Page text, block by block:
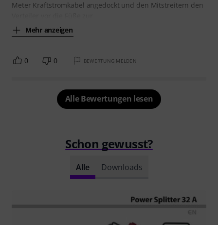
Meter Kraftstromkabel angedockt und den Mitstreitern den
Mehr anzeigen
0 0 BEWERTUNG MELDEN
Alle Bewertungen lesen
Schon gewusst?
Alle Downloads